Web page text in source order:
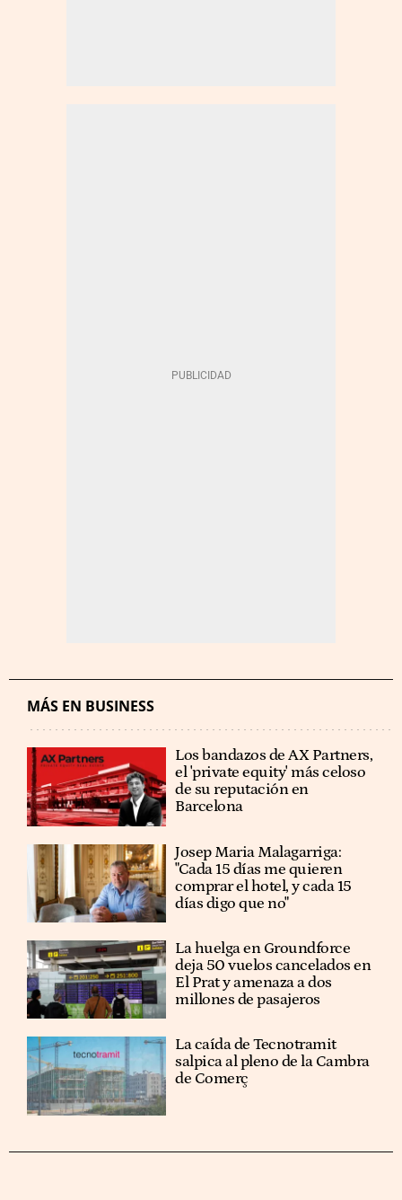
MÁS EN BUSINESS
Los bandazos de AX Partners,
el 'private equity' más celoso
de su reputación en
Barcelona
​​Josep Maria Malagarriga:
"Cada 15 días me quieren
comprar el hotel, y cada 15
días digo que no"
La huelga en Groundforce
deja 50 vuelos cancelados en
El Prat y amenaza a dos
millones de pasajeros
La caída de Tecnotramit
salpica al pleno de la Cambra
de Comerç